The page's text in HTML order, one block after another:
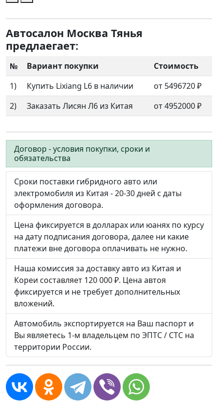
Автосалон Москва Тянья
предлаегает:
№ Вариант покупки
Стоимость
1)
Купить Lixiang L6 в наличии
от 5496720 ₽
2)
Заказать Лисян Л6 из Китая от 4952000 ₽
Договор - условия покупки, сроки и
обязательства
Сроки поставки гибридного авто или
электромобиля из Китая - 20-30 дней с даты
оформления договора.
Цена фиксируется в долларах или юанях по курсу
на дату подписания договора, далее ни какие
платежи вне договора оплачивать не нужно.
Наша комиссия за доставку авто из Китая и
Кореи составляет 120 000 ₽. Цена автоя
фиксируется и не требует дополнительных
вложений.
Автомобиль экспортируется на Ваш паспорт и
Вы являетесь 1-м владельцем по ЭПТС / СТС на
территории России.